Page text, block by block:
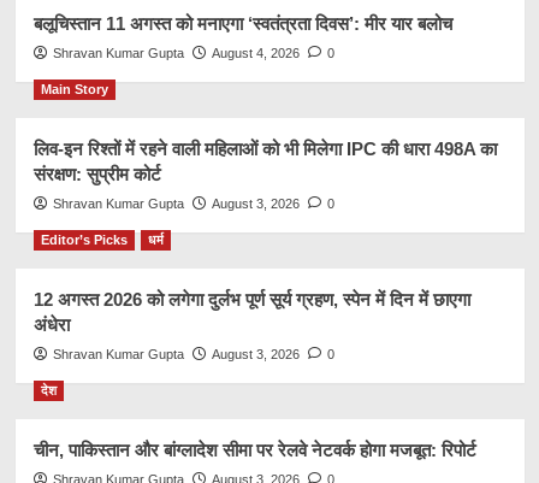
बलूचिस्तान 11 अगस्त को मनाएगा ‘स्वतंत्रता दिवस’: मीर यार बलोच
Shravan Kumar Gupta August 4, 2026 0
Main Story
लिव-इन रिश्तों में रहने वाली महिलाओं को भी मिलेगा IPC की धारा 498A का
संरक्षण: सुप्रीम कोर्ट
Shravan Kumar Gupta August 3, 2026 0
Editor’s Picks धर्म
12 अगस्त 2026 को लगेगा दुर्लभ पूर्ण सूर्य ग्रहण, स्पेन में दिन में छाएगा
अंधेरा
Shravan Kumar Gupta August 3, 2026 0
देश
चीन, पाकिस्तान और बांग्लादेश सीमा पर रेलवे नेटवर्क होगा मजबूत: रिपोर्ट
Shravan Kumar Gupta August 3, 2026 0